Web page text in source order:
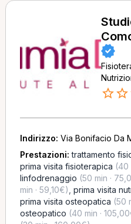
Indirizzo: Via Bonifacio Da
Prestazioni:trattamento
prima visita fisioterapica (40
linfodrenaggio (50 min ·
min · 59,10€) prima visita
prima visita osteopatica (50
osteopatico (40 min ·